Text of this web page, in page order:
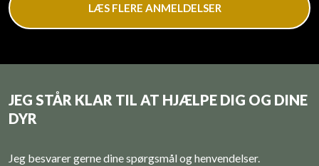
LÆS FLERE ANMELDELSER
JEG STÅR KLAR TIL AT HJÆLPE DIG OG DINE
DYR
Jeg besvarer gerne dine spørgsmål og henvendelser.